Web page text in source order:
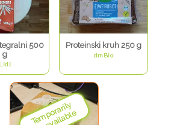
500
g
Lidl
Proteinski kruh 250 g
dmBio